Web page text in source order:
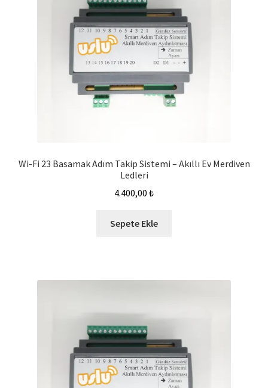
Wi-Fi 23 Basamak Adım Takip Sistemi – Akıllı Ev Merdiven
Ledleri
4.400,00 ₺
Sepete Ekle